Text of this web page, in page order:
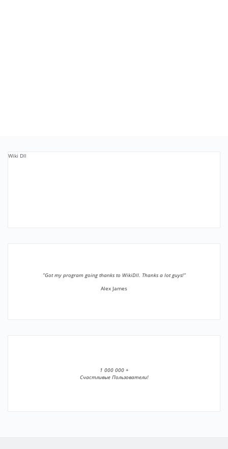
Wiki Dll
”Got my program going thanks to WikiDll. Thanks a lot guys!”
Alex James
1 000 000 +
Счастливые Пользователи!